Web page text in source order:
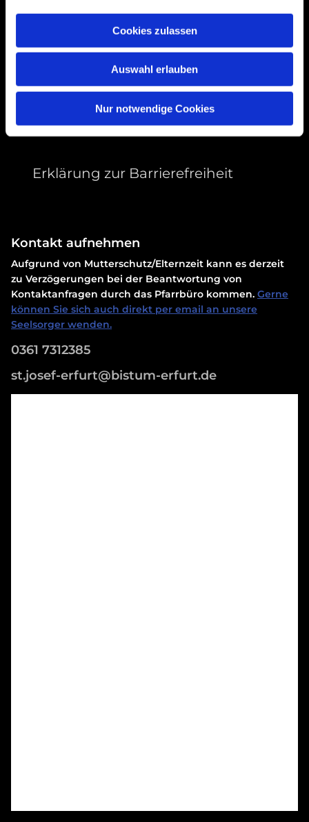
Cookies zulassen
Auswahl erlauben
Nur notwendige Cookies
Accept cookies
Erklärung zur Barrierefreiheit
Kontakt aufnehmen
Aufgrund von Mutterschutz/Elternzeit kann es derzeit
zu Verzögerungen bei der Beantwortung von
Kontaktanfragen durch das Pfarrbüro kommen. Gerne
können Sie sich auch direkt per email an unsere
Seelsorger wenden.
0361 7312385
st.josef-erfurt@bistum-erfurt.de